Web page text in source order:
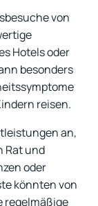
von
Hotels oder
besonders
reisen.
an,
Rat und
oder
könnten von
regelmäßige